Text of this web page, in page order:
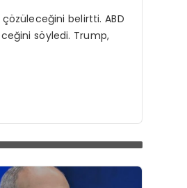
belirtti. ABD
söyledi. Trump,